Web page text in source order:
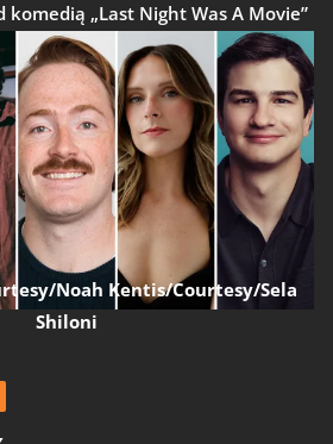
komedią „Last Night Was A Movie”
Noah Kentis/Courtesy/Sela
Shiloni